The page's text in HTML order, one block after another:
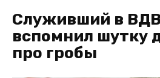
Служивший в
вспомнил шутку
про гробы